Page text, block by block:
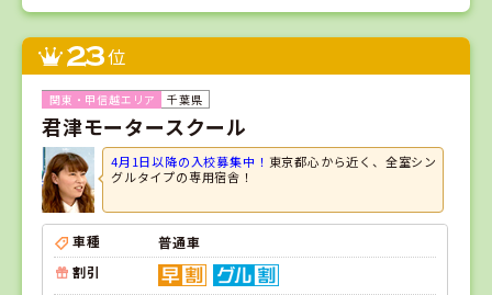
23位
千葉県
君津モータースクール
4月1日以降の入校募集中！ 東京都心から近く、全室シン
グルタイプの専用宿舎！
車種
普通車
割引